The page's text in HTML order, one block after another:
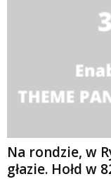
Na rondzie, w
głazie. Hołd w